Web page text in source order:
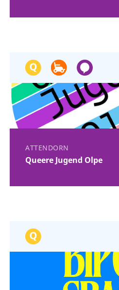
ATTENDORN
Queere Jugend Olpe